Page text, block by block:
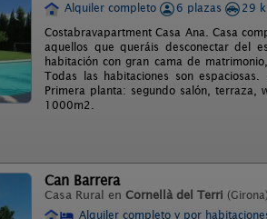
Alquiler completo
6 plazas 29
Costabravapartment Casa Ana. Casa
aquellos que queráis desconectar del
habitación con gran cama de
Todas las habitaciones son
Primera planta: segundo salón,
1000m2.
Can Barrera
Casa Rural en Cornellà del Terri (Girona)
Alquiler completo y por